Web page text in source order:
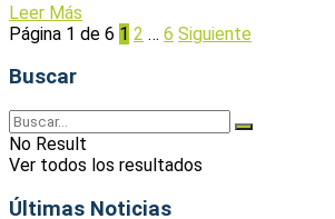
Leer Más
Página 1 de 6 1 2 … 6 Siguiente
Buscar
No Result
Ver todos los resultados
Últimas Noticias